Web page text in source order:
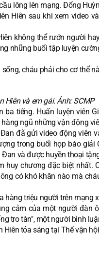
lông lên mạng. Đổng
Hiên sau khi xem video
không thể rướn người
những buổi tập luyện
cháu phải cho cơ thể
Hiên và em gái. Ảnh: SCMP
tiếng. Huấn luyện viên
ngũ những vận động
đã gửi video động viên
trong buổi họp báo
và được huyền thoại
huy chương đặc biệt nhất.
có khó khăn nào mà
triệu người trên mạng
cảm của một người đàn
tro tàn", một người bình
tỏa sáng tại Thế vận